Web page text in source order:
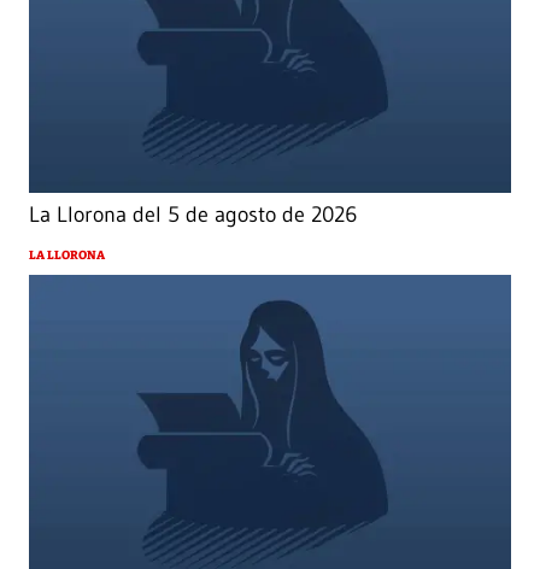
La Llorona del 5 de agosto de 2026
LA LLORONA